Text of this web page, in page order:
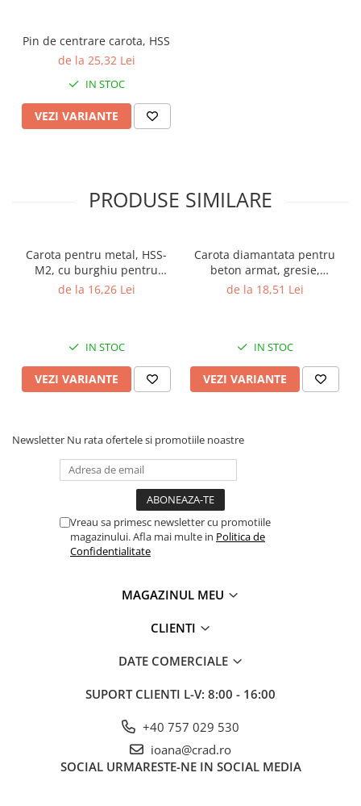
Pin de centrare carota, HSS
de la 25,32 Lei
IN STOC
VEZI VARIANTE
PRODUSE SIMILARE
Carota pentru metal, HSS-
M2, cu burghiu pentru
centrare, Gher
de la 16,26 Lei
IN STOC
VEZI VARIANTE
Carota diamantata pentru
beton armat, gresie,
marmura, granit, Gher
de la 18,51 Lei
IN STOC
VEZI VARIANTE
Newsletter Nu rata ofertele si promotiile noastre
Vreau sa primesc newsletter cu promotiile
magazinului. Afla mai multe in Politica de
Confidentialitate
MAGAZINUL MEU
CLIENTI
DATE COMERCIALE
SUPORT CLIENTI L-V: 8:00 - 16:00
+40 757 029 530
ioana@crad.ro
SOCIAL URMARESTE-NE IN SOCIAL MEDIA